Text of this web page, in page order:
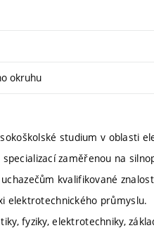
okruhu
studium v oblasti
zaměřenou na
kvalifikované
elektrotechnického průmyslu.
fyziky, elektrotechniky,